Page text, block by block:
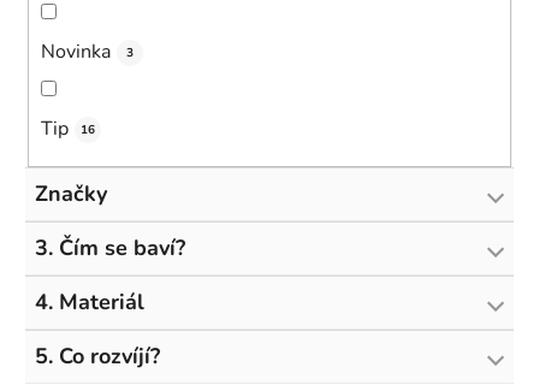
Novinka 3
Tip 16
Značky
3. Čím se baví?
4. Materiál
5. Co rozvíjí?